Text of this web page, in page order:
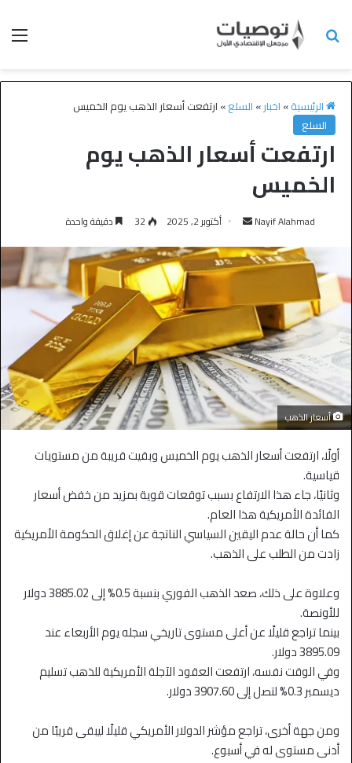
الرئيسية» اخبار» السلع» ارتفعت أسعار الذهب يوم الخميس
السلع
ارتفعت أسعار الذهب يوم
الخميس
Nayif Alahmad أكتوبر 2, 2025 32 دقيقة واحدة
أسعار الذهب
أولًا، ارتفعت أسعار الذهب يوم الخميس وبقيت قريبة من مستويات
قياسية.
وثانيًا، جاء هذا الارتفاع بسبب توقعات قوية بمزيد من خفض أسعار
الفائدة الأمريكية هذا العام.
كما أن حالة عدم اليقين السياسي الناتجة عن إغلاق الحكومة الأمريكية
زادت من الطلب على الذهب.
وعلاوة على ذلك، صعد الذهب الفوري بنسبة 0.5% إلى 3885.02 دولار
للأونصة.
بينما تراجع قليلًا عن أعلى مستوى تاريخي سجله يوم الأربعاء عند
3895.09 دولار.
وفي الوقت نفسه، ارتفعت العقود الآجلة الأمريكية للذهب تسليم
ديسمبر 0.3% لتصل إلى 3907.60 دولار.
ومن جهة أخرى، تراجع مؤشر الدولار الأمريكي قليلًا ليبقى قريبًا من
أدنى مستوى له في أسبوع.